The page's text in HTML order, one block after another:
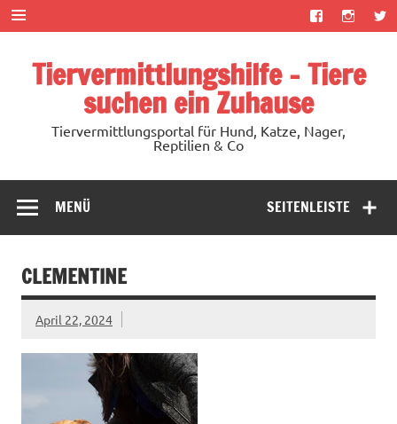
Zum
Inhalt
springen
Tiervermittlungshilfe – Tiere
suchen ein Zuhause
Tiervermittlungsportal für Hund, Katze, Nager,
Reptilien & Co
SEITENLEISTE
MENÜ
CLEMENTINE
April 22, 2024